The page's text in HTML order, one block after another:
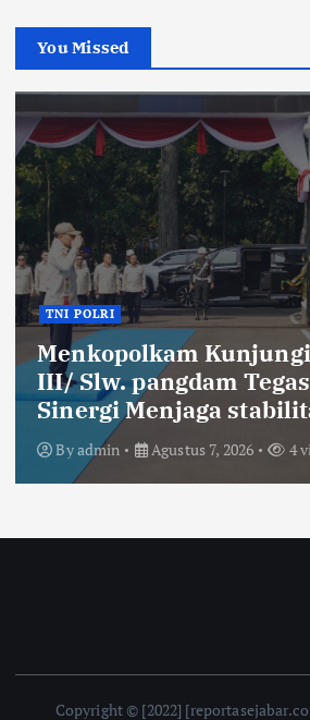
You Missed
Lingkungan Kesehatan
Bertepatan di
ke-55, Bupati KDS
Tegalluar
By admin Agustus 7, 2026
Copyright © [2022]